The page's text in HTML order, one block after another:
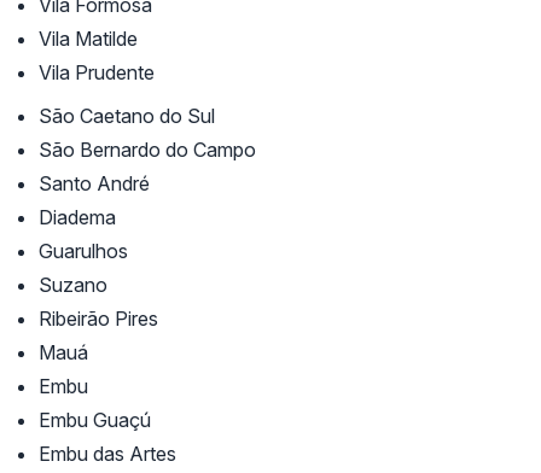
Vila Formosa
Vila Matilde
Vila Prudente
São Caetano do Sul
São Bernardo do Campo
Santo André
Diadema
Guarulhos
Suzano
Ribeirão Pires
Mauá
Embu
Embu Guaçú
Embu das Artes